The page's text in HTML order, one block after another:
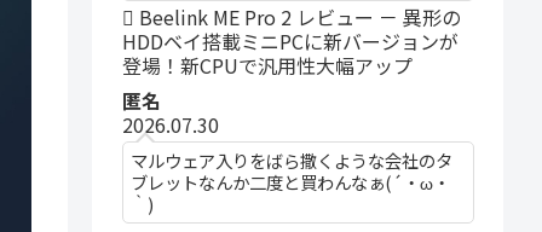
Beelink ME Pro 2 レビュー － 異形の
HDDベイ搭載ミニPCに新バージョンが
登場！新CPUで汎用性大幅アップ
匿名
2026.07.30
マルウェア入りをばら撒くような会社のタ
ブレットなんか二度と買わんなぁ(´・ω・
｀)